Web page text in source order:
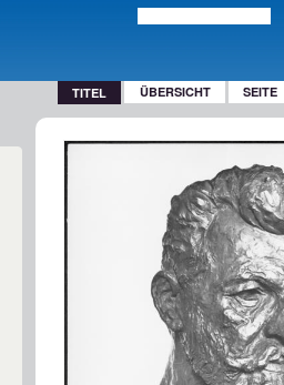
TITEL ÜBERSICHT SEITE